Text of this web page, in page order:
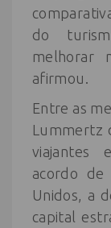
do
melhorar
afirmou.
Entre as
Lummertz
viajantes
acordo de
Unidos, a
capital